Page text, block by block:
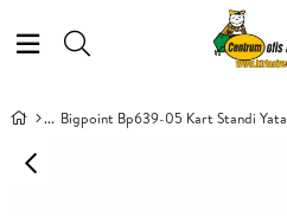
Bigpoint Bp639-05 Kart Standi